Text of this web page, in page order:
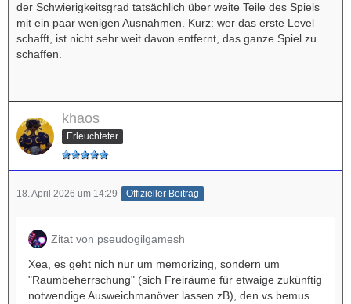
der Schwierigkeitsgrad tatsächlich über weite Teile des Spiels
mit ein paar wenigen Ausnahmen. Kurz: wer das erste Level
schafft, ist nicht sehr weit davon entfernt, das ganze Spiel zu
schaffen.
khaos
Erleuchteter
18. April 2026 um 14:29 Offizieller Beitrag
Zitat von pseudogilgamesh
Xea, es geht nich nur um memorizing, sondern um
"Raumbeherrschung" (sich Freiräume für etwaige zukünftig
notwendige Ausweichmanöver lassen zB), den vs bemus